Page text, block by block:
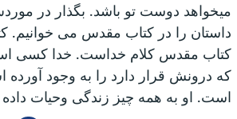
میخواهد دوست تو باشد. بگذار در
داستان را در کتاب مقدس می
کتاب مقدس کلام خداست. خدا کسی
که درونش قرار دارد را به وجود
است. او به همه چیز زندگی وحیات